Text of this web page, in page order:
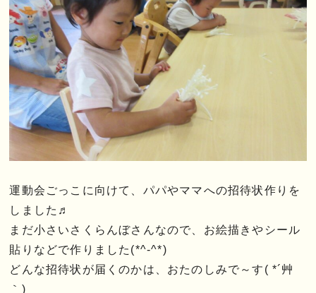
運動会ごっこに向けて、パパやママへの招待状作りを
しました♬
まだ小さいさくらんぼさんなので、お絵描きやシール
貼りなどで作りました(*^-^*)
どんな招待状が届くのかは、おたのしみで～す( *´艸
｀)